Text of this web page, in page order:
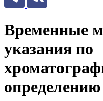
Временные
указания по